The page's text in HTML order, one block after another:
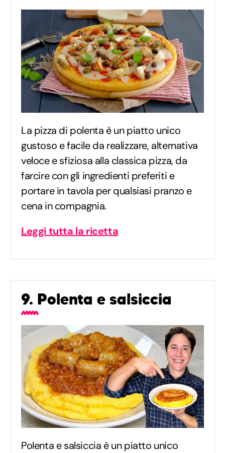
La pizza di polenta è un piatto unico
gustoso e facile da realizzare, alternativa
veloce e sfiziosa alla classica pizza, da
farcire con gli ingredienti preferiti e
portare in tavola per qualsiasi pranzo e
cena in compagnia.
Leggi tutta la ricetta
9. Polenta e salsiccia
Polenta e salsiccia è un piatto unico